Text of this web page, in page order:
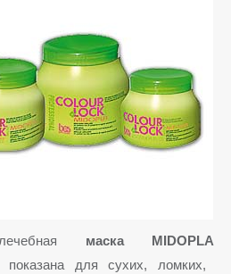
маска MIDOPLA
показана для сухих, ломких,